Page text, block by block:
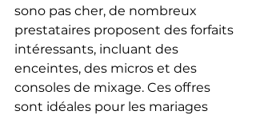
sono pas cher, de nombreux
prestataires proposent des forfaits
intéressants, incluant des
enceintes, des micros et des
consoles de mixage. Ces offres
sont idéales pour les mariages